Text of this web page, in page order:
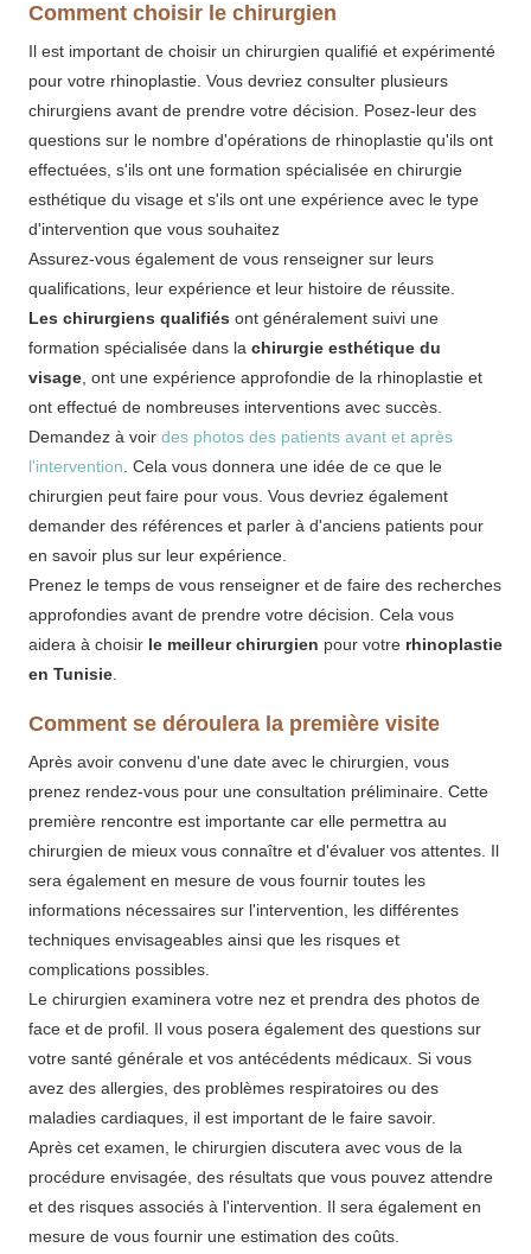
Comment choisir le chirurgien
Il est important de choisir un chirurgien qualifié et expérimenté
pour votre rhinoplastie. Vous devriez consulter plusieurs
chirurgiens avant de prendre votre décision. Posez-leur des
questions sur le nombre d'opérations de rhinoplastie qu'ils ont
effectuées, s'ils ont une formation spécialisée en chirurgie
esthétique du visage et s'ils ont une expérience avec le type
d'intervention que vous souhaitez
Assurez-vous également de vous renseigner sur leurs
qualifications, leur expérience et leur histoire de réussite.
Les chirurgiens qualifiés ont généralement suivi une
formation spécialisée dans la chirurgie esthétique du
visage , ont une expérience approfondie de la rhinoplastie et
ont effectué de nombreuses interventions avec succès.
Demandez à voir des photos des patients avant et après
l'intervention . Cela vous donnera une idée de ce que le
chirurgien peut faire pour vous. Vous devriez également
demander des références et parler à d'anciens patients pour
en savoir plus sur leur expérience.
Prenez le temps de vous renseigner et de faire des recherches
approfondies avant de prendre votre décision. Cela vous
aidera à choisir le meilleur chirurgien pour votre rhinoplastie
en Tunisie
Comment se déroulera la première visite
Après avoir convenu d'une date avec le chirurgien, vous
prenez rendez-vous pour une consultation préliminaire. Cette
première rencontre est importante car elle permettra au
chirurgien de mieux vous connaître et d'évaluer vos attentes. Il
sera également en mesure de vous fournir toutes les
informations nécessaires sur l'intervention, les différentes
techniques envisageables ainsi que les risques et
complications possibles.
Le chirurgien examinera votre nez et prendra des photos de
face et de profil. Il vous posera également des questions sur
votre santé générale et vos antécédents médicaux. Si vous
avez des allergies, des problèmes respiratoires ou des
maladies cardiaques, il est important de le faire savoir.
Après cet examen, le chirurgien discutera avec vous de la
procédure envisagée, des résultats que vous pouvez attendre
et des risques associés à l'intervention. Il sera également en
mesure de vous fournir une estimation des coûts.